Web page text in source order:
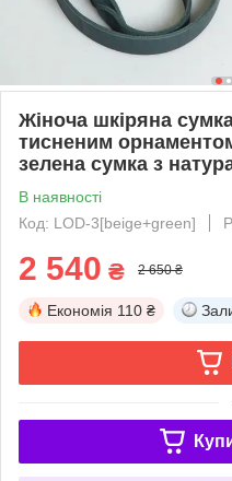
Жіноча шкіряна
тисненим
зелена сумка з
В наявності
Код: LOD-3[beige+green]
2 540 ₴ 2 650 ₴
Економія 110 ₴